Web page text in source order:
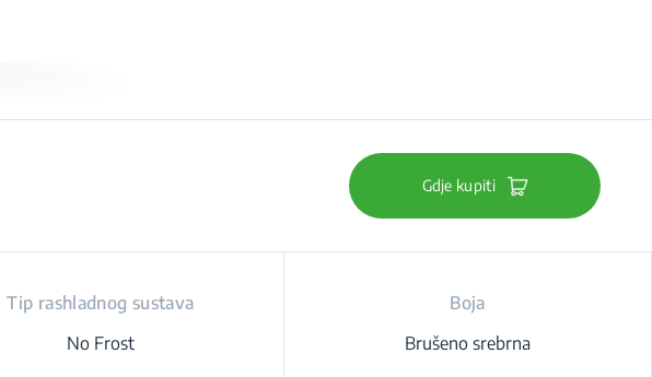
Gdje kupiti
Tip rashladnog sustava
No Frost
Boja
Brušeno srebrna